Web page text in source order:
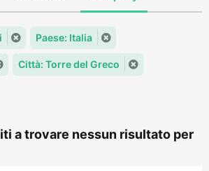
Paese: Italia
Città: Torre del Greco
a trovare nessun risultato per